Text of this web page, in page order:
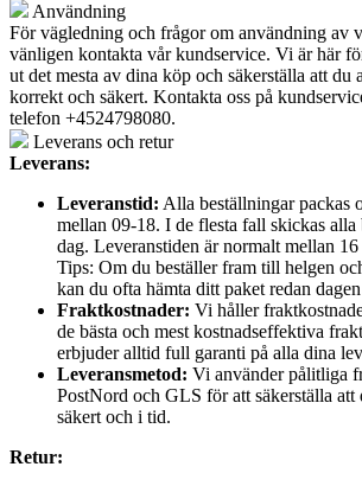
Användning
För vägledning och frågor om användning av
vänligen kontakta vår kundservice. Vi är här
ut det mesta av dina köp och säkerställa att du
korrekt och säkert. Kontakta oss på
telefon +4524798080.
Leverans och retur
Leverans:
Leveranstid: Alla beställningar packas
mellan 09-18. I de flesta fall skickas alla
dag. Leveranstiden är normalt mellan
Tips: Om du beställer fram till helgen
kan du ofta hämta ditt paket redan
Fraktkostnader: Vi håller
de bästa och mest kostnadseffektiva
erbjuder alltid full garanti på alla dina
Leveransmetod: Vi använder pålitliga
PostNord och GLS för att säkerställa att
säkert och i tid.
Retur: